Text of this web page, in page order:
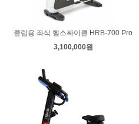
클럽용 좌식 헬스싸이클 HRB-700 Pro
3,100,000원